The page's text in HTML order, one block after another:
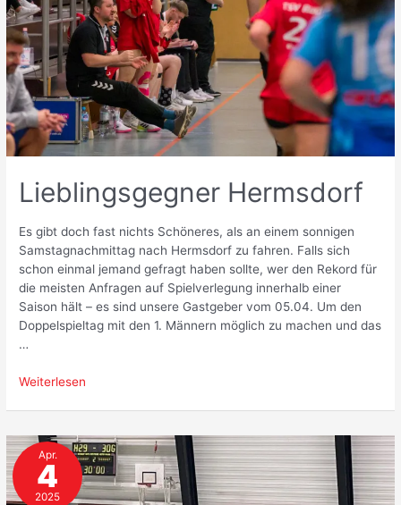
Lieblingsgegner Hermsdorf
Es gibt doch fast nichts Schöneres, als an einem sonnigen
Samstagnachmittag nach Hermsdorf zu fahren. Falls sich
schon einmal jemand gefragt haben sollte, wer den Rekord für
die meisten Anfragen auf Spielverlegung innerhalb einer
Saison hält – es sind unsere Gastgeber vom 05.04. Um den
Doppelspieltag mit den 1. Männern möglich zu machen und das
…
Lieblingsgegner
Weiterlesen
Apr.
4
2025